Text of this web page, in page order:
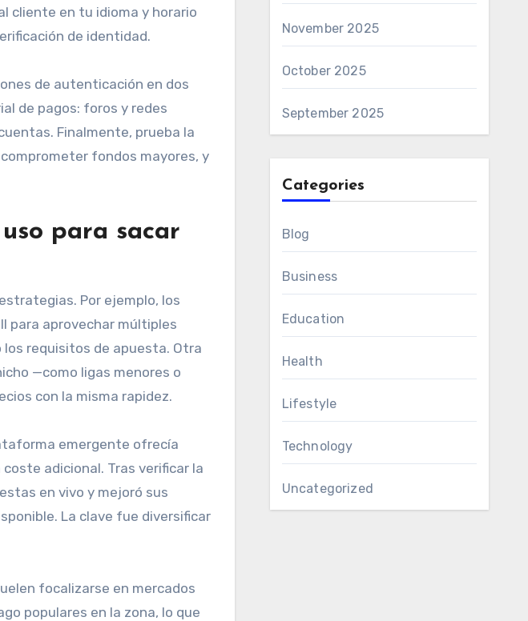
cliente en tu idioma y horario
de identidad.
de autenticación en dos
de pagos: foros y redes
Finalmente, prueba la
fondos mayores, y
para sacar
Por ejemplo, los
para aprovechar múltiples
requisitos de apuesta. Otra
—como ligas menores o
con la misma rapidez.
emergente ofrecía
adicional. Tras verificar la
en vivo y mejoró sus
La clave fue diversificar
focalizarse en mercados
populares en la zona, lo que
November 2025
October 2025
September 2025
Categories
Blog
Business
Education
Health
Lifestyle
Technology
Uncategorized